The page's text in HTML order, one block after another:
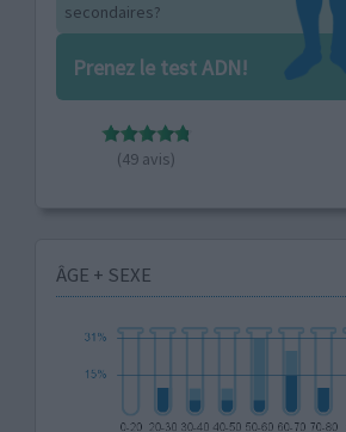
secondaires?
Prenez le test ADN!
(49 avis)
ÂGE + SEXE